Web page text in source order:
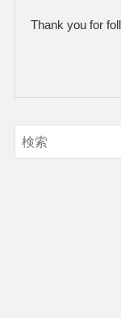
Thank you for